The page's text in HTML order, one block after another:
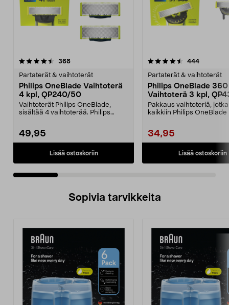
368arvostelut
Partaterät & vaihtoterät
Philips OneBlade Vaihtoterä
4 kpl, QP240/50
Vaihtoterät Philips OneBlade,
sisältää 4 vaihtoterää. Philips
49,95
Lisää ostoskoriin
4.5 viidestä
444arvostelut
Partaterät & vaihtoterät
Philips OneBlade 360
Vaihtoterä 3 kpl,
Pakkaus vaihtoteriä,
kaikkiin Philips OneBlade
34,95
Lisää ostoskoriin
4.5 viidestä
Sopivia tarvikkeita